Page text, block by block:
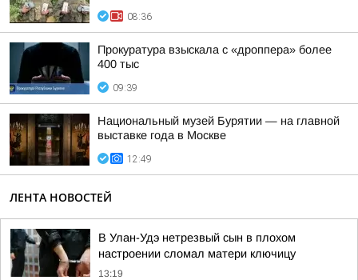
08:36
Прокуратура взыскала с «дроппера» более
400 тыс
09:39
Национальный музей Бурятии — на главной
выставке года в Москве
12:49
ЛЕНТА НОВОСТЕЙ
В Улан-Удэ нетрезвый сын в плохом
настроении сломал матери ключицу
13:19